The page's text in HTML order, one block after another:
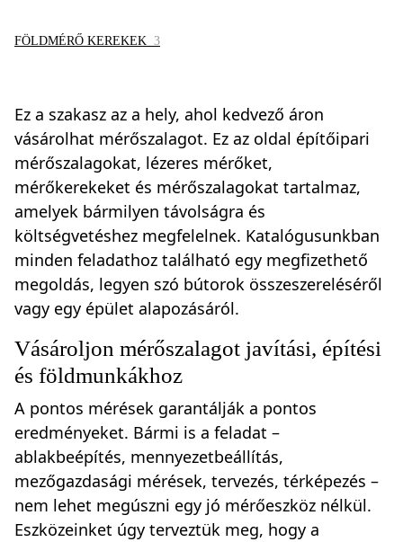
FÖLDMÉRŐ KEREKEK 3
Ez a szakasz az a hely, ahol kedvező áron
vásárolhat mérőszalagot. Ez az oldal építőipari
mérőszalagokat, lézeres mérőket,
mérőkerekeket és mérőszalagokat tartalmaz,
amelyek bármilyen távolságra és
költségvetéshez megfelelnek. Katalógusunkban
minden feladathoz található egy megfizethető
megoldás, legyen szó bútorok összeszereléséről
vagy egy épület alapozásáról.
Vásároljon mérőszalagot javítási, építési
és földmunkákhoz
A pontos mérések garantálják a pontos
eredményeket. Bármi is a feladat –
ablakbeépítés, mennyezetbeállítás,
mezőgazdasági mérések, tervezés, térképezés –
nem lehet megúszni egy jó mérőeszköz nélkül.
Eszközeinket úgy terveztük meg, hogy a